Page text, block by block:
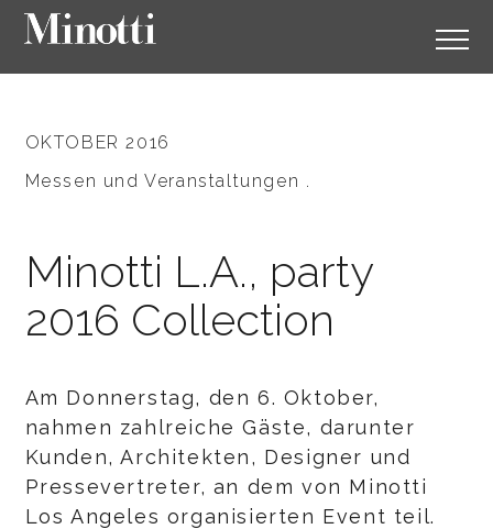
OKTOBER 2016
Messen und Veranstaltungen .
Minotti L.A., party
2016 Collection
Am Donnerstag, den 6. Oktober,
nahmen zahlreiche Gäste, darunter
Kunden, Architekten, Designer und
Pressevertreter, an dem von Minotti
Los Angeles organisierten Event teil.